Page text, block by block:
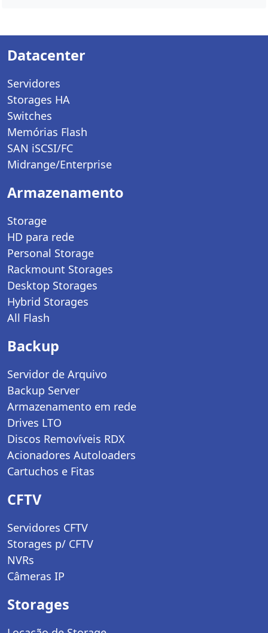
Datacenter
Servidores
Storages HA
Switches
Memórias Flash
SAN iSCSI/FC
Midrange/Enterprise
Armazenamento
Storage
HD para rede
Personal Storage
Rackmount Storages
Desktop Storages
Hybrid Storages
All Flash
Backup
Servidor de Arquivo
Backup Server
Armazenamento em rede
Drives LTO
Discos Removíveis RDX
Acionadores Autoloaders
Cartuchos e Fitas
CFTV
Servidores CFTV
Storages p/ CFTV
NVRs
Câmeras IP
Storages